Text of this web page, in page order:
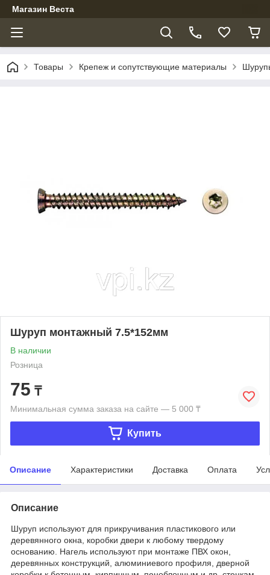
Магазин Веста
Товары Крепеж и сопутствующие материалы
Шуруп монтажный 7.5*152мм
В наличии
Розница
75 ₸
Минимальная сумма заказа на сайте — 5 000 ₸
Купить
Описание Характеристики Доставка Оплата
Описание
Шуруп используют для прикручивания пластикового или
деревянного окна, коробки двери к любому твердому
основанию. Нагель используют при монтаже ПВХ окон,
деревянных конструкций, алюминиевого профиля, дверной